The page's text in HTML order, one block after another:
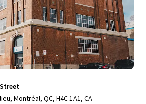
Montréal, QC, H4C 1A1, CA